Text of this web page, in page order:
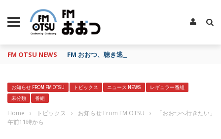
FM OTSU NEWS FM おおつ、聴き逃し番組配信サービス「shelfs」
お知らせ FROM FM OTSU トピックス ニュース NEWS
レギュラー番組
未分類
番組
Home › トピックス › お知らせ From FM OTSU ›
「おおつへ行きたい」
午前11時から